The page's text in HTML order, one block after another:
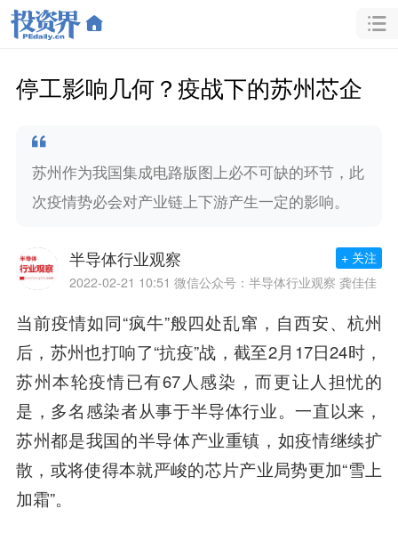
停工影响几何？疫战下的苏州芯企
苏州作为我国集成电路版图上必不可缺的环节，此
次疫情势必会对产业链上下游产生一定的影响。
半导体行业观察
2022-02-21 10:51 微信公众号：半导体行业观察 龚佳佳
+ 关注
当前疫情如同“疯牛”般四处乱窜，自西安、杭州
后，苏州也打响了“抗疫”战，截至2月17日24时，
苏州本轮疫情已有67人感染，而更让人担忧的
是，多名感染者从事于半导体行业。一直以来，
苏州都是我国的半导体产业重镇，如疫情继续扩
散，或将使得本就严峻的芯片产业局势更加“雪上
加霜”。